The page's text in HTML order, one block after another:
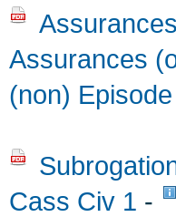
Assurances
(non)
Cass Civ 1 -